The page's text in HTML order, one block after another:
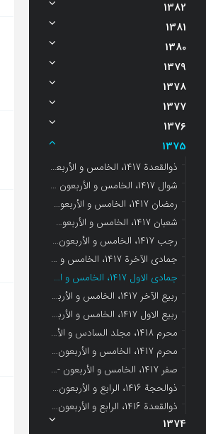
1382
1381
1380
1379
1378
1377
1376
1375
ذوالقعدة 1417، الخامس و الأربعون - العدد 11
شوال 1417، الخامس و الأربعون - العدد 10
رمضان 1417، الخامس و الأربعون - العدد 9
شعبان 1417، الخامس و الأربعون - العدد 8
رجب 1417، الخامس و الأربعون - العدد 7
جمادی الآخرة 1417، الخامس و الأربعون - العدد 6
جمادی الاول 1417، الخامس و الأربعون - العدد 5
ربیع الآخر 1417، الخامس و الأربعون - العدد 4
ربیع الاول 1417، الخامس و الأربعون - العدد 3
محرم 1418، مجلد السادس و الأربعون - العدد 1
محرم 1417، الخامس و الأربعون - العدد 1
صفر 1417، الخامس و الأربعون - العدد 2
ذوالحجة 1416، الرابع و الأربعون - العدد 12
ذوالقعدة 1416، الرابع و الأربعون - العدد 11
1374